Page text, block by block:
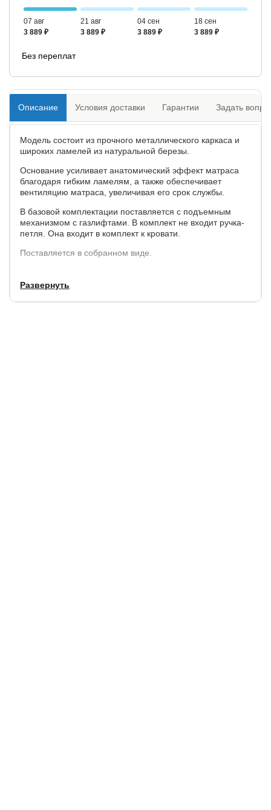
07 авг
3 889 ₽
21 авг
3 889 ₽
04 сен
3 889 ₽
18 сен
3 889 ₽
Без переплат
Описание Условия доставки Гарантии Задать
Модель состоит из прочного металлического каркаса и
широких ламелей из натуральной березы.
Основание усиливает анатомический эффект матраса
благодаря гибким ламелям, а также обеспечивает
вентиляцию матраса, увеличивая его срок службы.
В базовой комплектации поставляется с подъемным
механизмом с газлифтами. В комплект не входит ручка-
петля. Она входит в комплект к кровати.
Поставляется в собранном виде.
Нельзя использовать с матрасами Verda.
Развернуть